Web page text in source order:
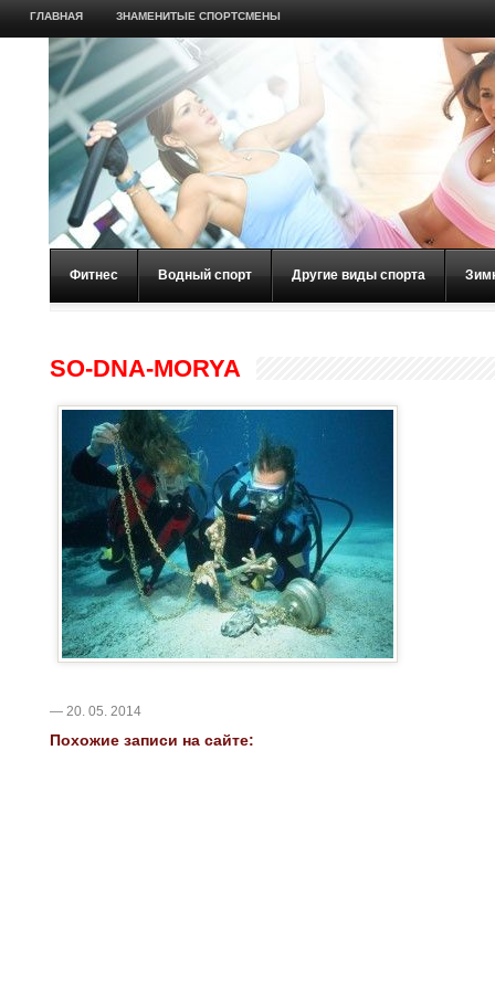
ГЛАВНАЯ ЗНАМЕНИТЫЕ СПОРТСМЕНЫ
Фитнес Водный спорт Другие виды спорта
SO-DNA-MORYA
— 20. 05. 2014
Похожие записи на сайте: